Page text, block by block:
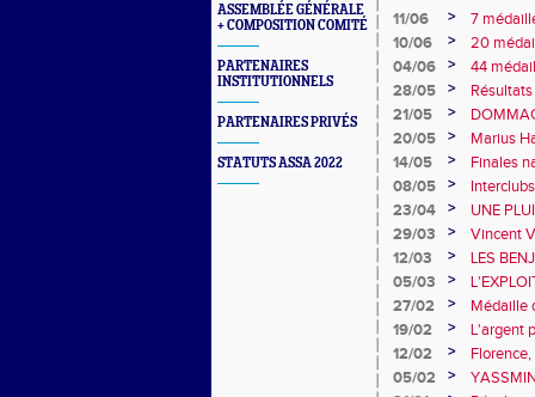
ASSEMBLÉE GÉNÉRALE
+ COMPOSITION COMITÉ
PARTENAIRES
INSTITUTIONNELS
PARTENAIRES PRIVÉS
STATUTS ASSA 2022
11/06
>
7
10/06
>
20
04/06
>
44
28/05
>
21/05
>
20/05
>
Marius
14/05
>
Finales
08/05
>
Interclubs
23/04
>
UNE
29/03
>
Vincent
les
12/03 >
LES
05/03
>
27/02
>
Médaille
Omrani
19/02 >
L'argent
12/02
>
05/02
>